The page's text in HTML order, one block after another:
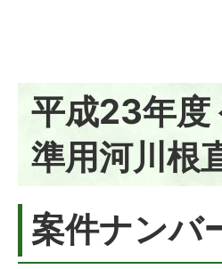
平成23年度
準用河川根
案件ナンバ